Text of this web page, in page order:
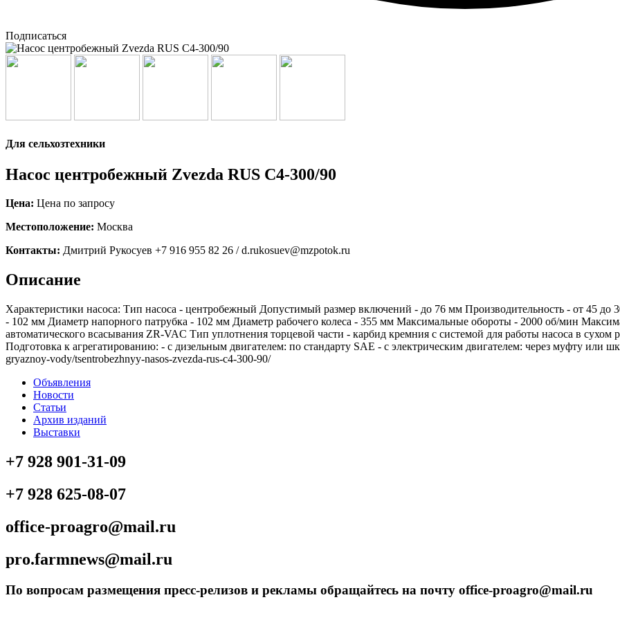
Подписаться
Для сельхозтехники
Насос центробежный Zvezda RUS C4-300/90
Цена: Цена по запросу
Местоположение: Москва
Контакты: Дмитрий Рукосуев +7 916 955 82 26 / d.rukosuev@mzpotok.ru
Описание
Характеристики насоса: Тип насоса - центробежный Допустимый размер включений - до 76 мм Производительность - от 45
- 102 мм Диаметр напорного патрубка - 102 мм Диаметр рабочего колеса - 355 мм Максимальные обороты - 2000 об/мин
автоматического всасывания ZR-VAC Тип уплотнения торцевой части - карбид кремния с системой для работы насоса в сухом
Подготовка к агрегатированию: - с дизельным двигателем: по стандарту SAE - с электрическим двигателем: через муфту или
gryaznoy-vody/tsentrobezhnyy-nasos-zvezda-rus-c4-300-90/
Объявления
Новости
Статьи
Архив изданий
Выставки
+7 928 901-31-09
+7 928 625-08-07
office-proagro@mail.ru
pro.farmnews@mail.ru
По вопросам размещения пресс-релизов и рекламы обращайтесь на почту office-proagro@mail.ru